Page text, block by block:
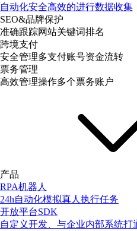
自动化安全高效的进行数据收集
SEO&品牌保护
准确跟踪网站关键词排名
跨境支付
安全管理多支付账号资金流转
票务管理
高效管理操作多个票务账户
产品
RPA机器人
24h自动化模拟真人执行任务
开放平台SDK
自定义开发、与企业内部系统打